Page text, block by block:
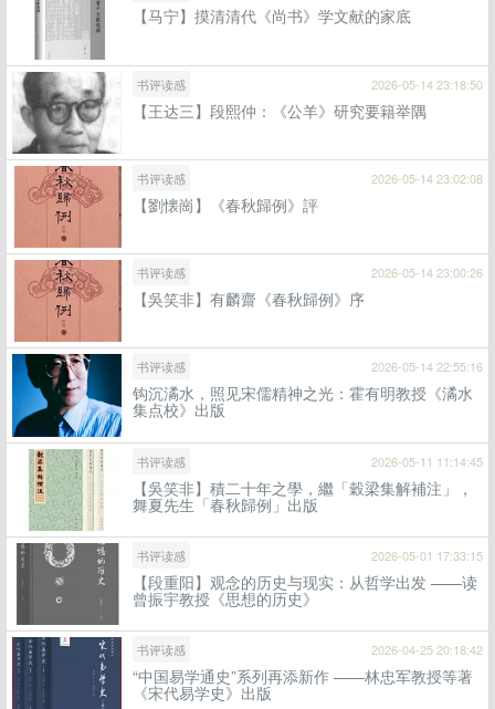
【马宁】摸清清代《尚书》学文献的家底
书评读感 2026-05-14 23:18:50
【王达三】段熙仲：《公羊》研究要籍举隅
书评读感 2026-05-14 23:02:08
【劉懐崗】《春秋歸例》評
书评读感 2026-05-14 23:00:26
【吳笑非】有麟齋《春秋歸例》序
书评读感 2026-05-14 22:55:16
钩沉潏水，照见宋儒精神之光：霍有明教授《潏水
集点校》出版
书评读感 2026-05-11 11:14:45
【吳笑非】積二十年之學，繼「穀梁集解補注」，
舞夏先生「春秋歸例」出版
书评读感 2026-05-01 17:33:15
【段重阳】观念的历史与现实：从哲学出发 ——读
曾振宇教授《思想的历史》
书评读感 2026-04-25 20:18:42
“中国易学通史”系列再添新作 ——林忠军教授等著
《宋代易学史》出版